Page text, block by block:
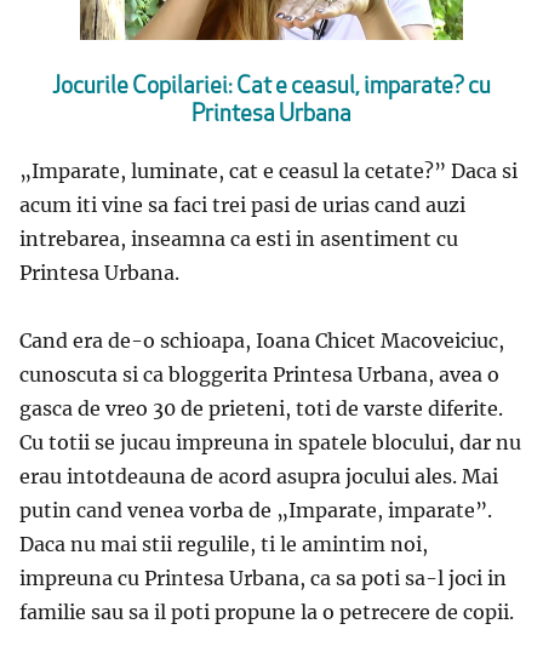
Jocurile Copilariei: Cat e ceasul, imparate? cu
Printesa Urbana
„Imparate, luminate, cat e ceasul la cetate?” Daca si
acum iti vine sa faci trei pasi de urias cand auzi
intrebarea, inseamna ca esti in asentiment cu
Printesa Urbana.
Cand era de-o schioapa, Ioana Chicet Macoveiciuc,
cunoscuta si ca bloggerita Printesa Urbana, avea o
gasca de vreo 30 de prieteni, toti de varste diferite.
Cu totii se jucau impreuna in spatele blocului, dar nu
erau intotdeauna de acord asupra jocului ales. Mai
putin cand venea vorba de „Imparate, imparate”.
Daca nu mai stii regulile, ti le amintim noi,
impreuna cu Printesa Urbana, ca sa poti sa-l joci in
familie sau sa il poti propune la o petrecere de copii.